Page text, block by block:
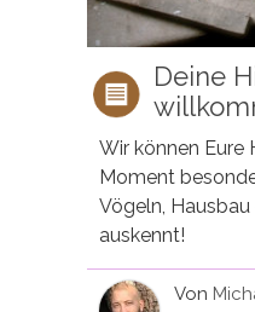
Deine
Wir können Eure
Moment
Vögeln,
auskennt!
Von